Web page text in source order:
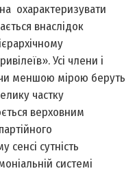
охарактеризувати
внаслідок
Усі члени і
чи меншою мірою беруть
частку
верховним
сенсі сутність
системі